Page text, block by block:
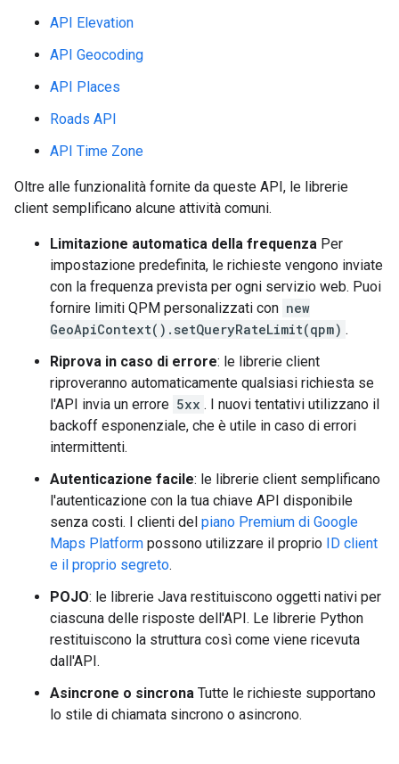
API Elevation
API Geocoding
API Places
Roads API
API Time Zone
Oltre alle funzionalità fornite da queste API, le librerie
client semplificano alcune attività comuni.
Limitazione automatica della frequenza Per
impostazione predefinita, le richieste vengono inviate
con la frequenza prevista per ogni servizio web. Puoi
fornire limiti QPM personalizzati con new
GeoApiContext().setQueryRateLimit(qpm) .
Riprova in caso di errore: le librerie client
riproveranno automaticamente qualsiasi richiesta se
l'API invia un errore 5xx . I nuovi tentativi utilizzano il
backoff esponenziale, che è utile in caso di errori
intermittenti.
Autenticazione facile: le librerie client semplificano
l'autenticazione con la tua chiave API disponibile
senza costi. I clienti del piano Premium di Google
Maps Platform possono utilizzare il proprio ID client
e il proprio segreto.
POJO: le librerie Java restituiscono oggetti nativi per
ciascuna delle risposte dell'API. Le librerie Python
restituiscono la struttura così come viene ricevuta
dall'API.
Asincrone o sincrona Tutte le richieste supportano
lo stile di chiamata sincrono o asincrono.